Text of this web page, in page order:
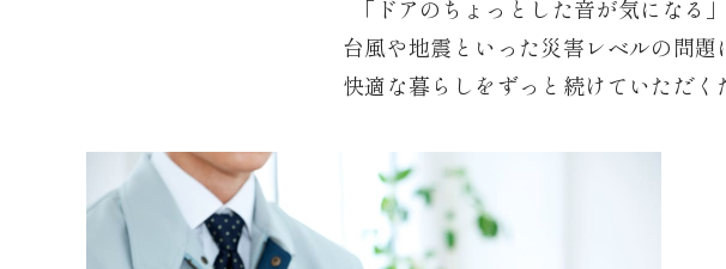
「ドアのちょっとした音が気になる
台風や地震といった災害レベルの問
快適な暮らしをずっと続けていただ